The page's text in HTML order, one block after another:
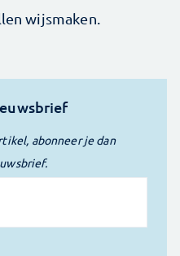
wijsmaken.
abonneer je dan